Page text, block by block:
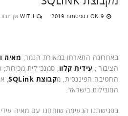
ON 9 בספטמבר 2019 WITH אין
באחרונה התארחו במאורת הנמר, מאיה
הציבורי; עידית קלוו, סמנכ"לית מכירות; ו
החטיבה הפיננסית, מקבוצת SQLink
המובילות בישראל.
בפגישתנו הנעימה שוחחנו עם מאיה